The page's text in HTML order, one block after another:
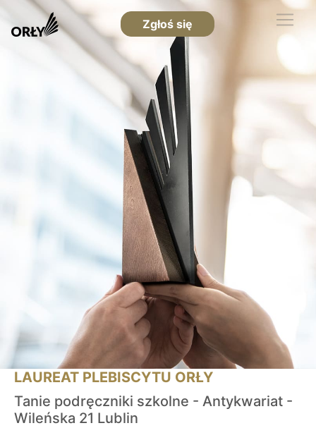
Zgłoś się
LAUREAT PLEBISCYTU ORŁY
Tanie podręczniki szkolne - Antykwariat -
Wileńska 21 Lublin